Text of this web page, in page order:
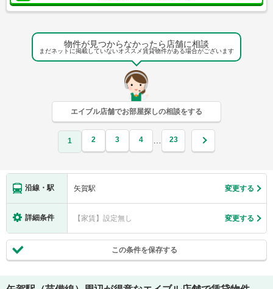
物件が見つからなかったら店舗に相談
まだネットに掲載していないオススメ賃貸物件がある場合がございます
エイブル店舗でお部屋探しの相談をする
1 2 3 4 … 23
沿線・駅 矢賀駅 変更する
詳細条件 【家賃】設定無し 変更する
この条件を保存する